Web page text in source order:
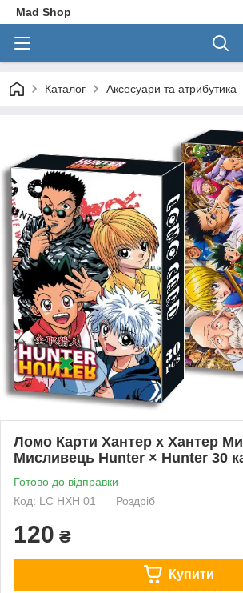
Mad Shop
Каталог Аксесуари та атрибутика
Ломо Карти Хантер х Хантер
Мисливець Hunter × Hunter 30
Готово до відправки
Код: LC HXH 01
Роздріб
120 ₴
Купити